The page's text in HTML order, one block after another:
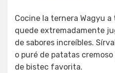
Cocine la ternera Wagyu
quede extremadamente
de sabores increíbles.
o puré de patatas
de bistec favorita.